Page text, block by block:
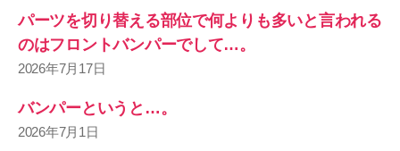
パーツを切り替える部位で何よりも多いと言われる
のはフロントバンパーでして…。
2026年7月17日
バンパーというと…。
2026年7月1日